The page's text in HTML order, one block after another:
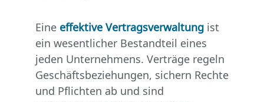
Eine effektive Vertragsverwaltung ist
ein wesentlicher Bestandteil eines
jeden Unternehmens. Verträge regeln
Geschäftsbeziehungen, sichern Rechte
und Pflichten ab und sind